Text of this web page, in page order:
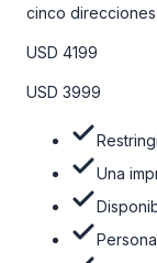
cinco
venta y el
obtener más
USD 4199
USD 3999
Una